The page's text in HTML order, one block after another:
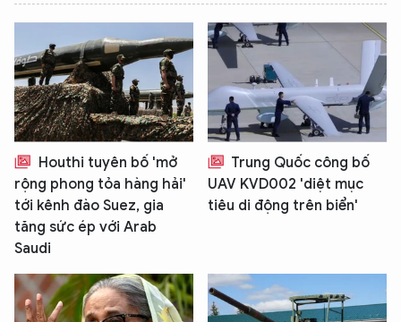
Houthi tuyên bố 'mở
rộng phong tỏa hàng hải'
tới kênh đào Suez, gia
tăng sức ép với Arab
Saudi
Trung Quốc công bố
UAV KVD002 'diệt mục
tiêu di động trên biển'